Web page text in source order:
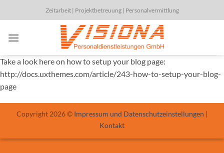
Inhalt
Zeitarbeit | Projektbetreuung | Personalvermittlung
Take a look here on how to setup your blog page:
http://docs.uxthemes.com/article/243-how-to-setup-your-blog-
page
Copyright 2026 © Impressum und Datenschutzeinstellungen |
Kontakt